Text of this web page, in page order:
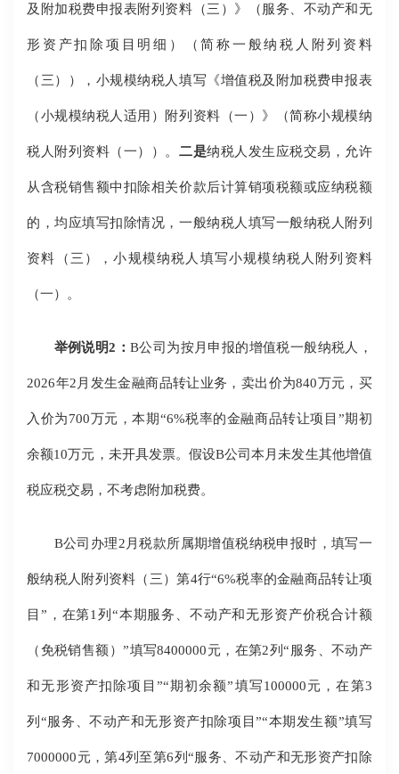
及附加税费申报表附列资料（三）》（服务、不动产和无
形资产扣除项目明细）（简称一般纳税人附列资料
（三）），小规模纳税人填写《增值税及附加税费申报表
（小规模纳税人适用）附列资料（一）》（简称小规模纳
税人附列资料（一））。 二是纳税人发生应税交易，允许
从含税销售额中扣除相关价款后计算销项税额或应纳税额
的，均应填写扣除情况，一般纳税人填写一般纳税人附列
资料（三），小规模纳税人填写小规模纳税人附列资料
（一）。
举例说明2： B公司为按月申报的增值税一般纳税人，
2026年2月发生金融商品转让业务，卖出价为840万元，买
入价为700万元，本期“6%税率的金融商品转让项目”期初
余额10万元，未开具发票。假设B公司本月未发生其他增值
税应税交易，不考虑附加税费。
B公司办理2月税款所属期增值税纳税申报时，填写一
般纳税人附列资料（三）第4行“6%税率的金融商品转让项
目”，在第1列“本期服务、不动产和无形资产价税合计额
（免税销售额）”填写8400000元，在第2列“服务、不动产
和无形资产扣除项目”“期初余额”填写100000元，在第3
列“服务、不动产和无形资产扣除项目”“本期发生额”填写
7000000元，第4列至第6列“服务、不动产和无形资产扣除